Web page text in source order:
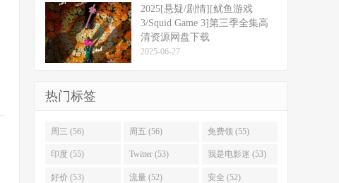
2025[悬疑/剧情][鱿鱼游戏
3/Squid Game 3]第三季全集高
清资源网盘下载
2025-06-27
热门标签
周三 (56) 周五 (56) 免费领 (55)
印度 (55) Twitter (53) 我是电影迷 (53)
好价 (53) 流量 (52) 安全 (52)